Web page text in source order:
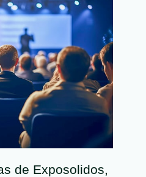
de Exposolidos,